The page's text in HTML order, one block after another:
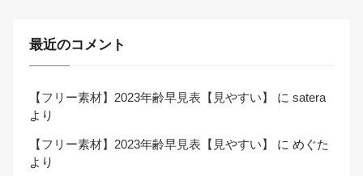
最近のコメント
【フリー素材】2023年齢早見表【見やすい】 に satera
より
【フリー素材】2023年齢早見表【見やすい】 に めぐた
より